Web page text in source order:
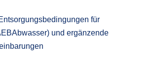
für
und ergänzende